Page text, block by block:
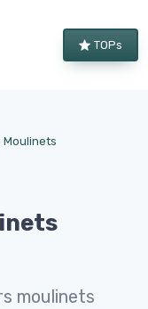
TOPs
Moulinets
moulinets